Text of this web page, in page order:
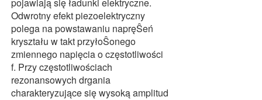
Odwrotny efekt piezoelektryczny
polega na powstawaniu napręŜeń
kryształu w takt przyłoŜonego
zmiennego napięcia o częstotliwości
f. Przy częstotliwościach
rezonansowych drgania
charakteryzujące się wysoką amplitud